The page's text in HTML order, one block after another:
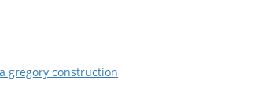
gregory construction